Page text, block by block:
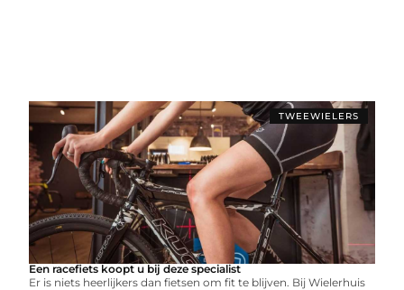
TWEEWIELERS
Een racefiets koopt u bij deze specialist
Er is niets heerlijkers dan fietsen om fit te blijven. Bij Wielerhuis